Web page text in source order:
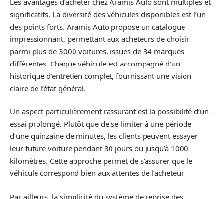
significatifs. La diversité des véhicules disponibles est l’un
des points forts. Aramis Auto propose un catalogue
impressionnant, permettant aux acheteurs de choisir
parmi plus de 3000 voitures, issues de 34 marques
différentes. Chaque véhicule est accompagné d’un
historique d’entretien complet, fournissant une vision
claire de l’état général.
Un aspect particulièrement rassurant est la possibilité d’un
essai prolongé. Plutôt que de se limiter à une période
d’une quinzaine de minutes, les clients peuvent essayer
leur future voiture pendant 30 jours ou jusqu’à 1000
kilomètres. Cette approche permet de s’assurer que le
véhicule correspond bien aux attentes de l’acheteur.
Par ailleurs, la simplicité du système de reprise des